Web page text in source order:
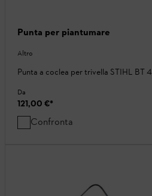
Punta per piantumare
Altro
Punta a coclea per trivella STIHL BT
Da
121,00 €*
Confronta